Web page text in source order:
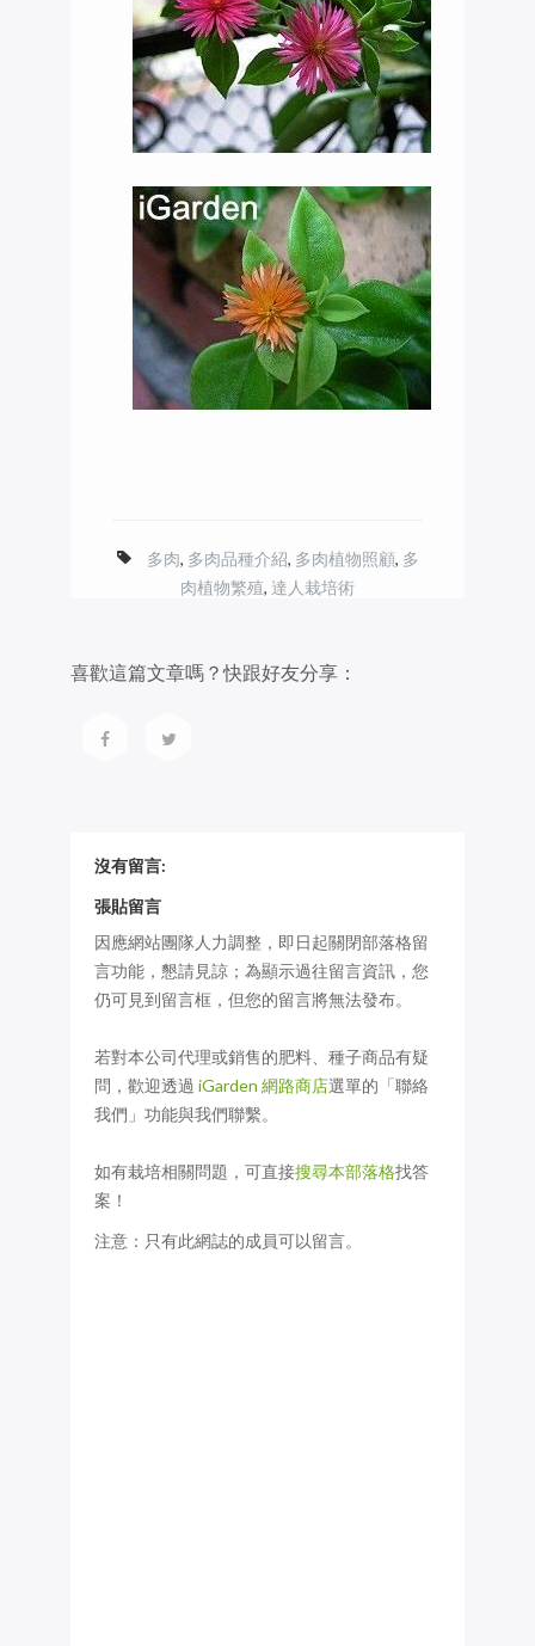
多肉, 多肉品種介紹, 多肉植物照顧, 多
肉植物繁殖, 達人栽培術
喜歡這篇文章嗎？快跟好友分享：
沒有留言:
張貼留言
因應網站團隊人力調整，即日起關閉部落格留
言功能，懇請見諒；為顯示過往留言資訊，您
仍可見到留言框，但您的留言將無法發布。
若對本公司代理或銷售的肥料、種子商品有疑
問，歡迎透過 iGarden 網路商店選單的「聯絡
我們」功能與我們聯繫。
如有栽培相關問題，可直接搜尋本部落格找答
案！
注意：只有此網誌的成員可以留言。